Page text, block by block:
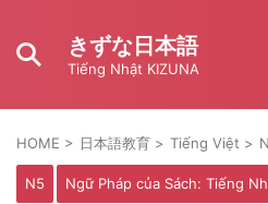
きずな日本語
Tiếng Nhật KIZUNA
HOME > 日本語教育 > Tiếng Việt >
N5 Ngữ Pháp của Sách: Tiếng